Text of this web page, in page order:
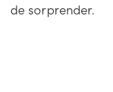
de sorprender.